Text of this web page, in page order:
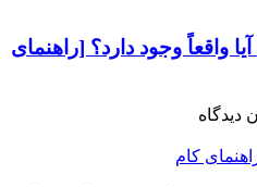
واقعاً وجود دارد؟ [راهنمای
دیدگاه